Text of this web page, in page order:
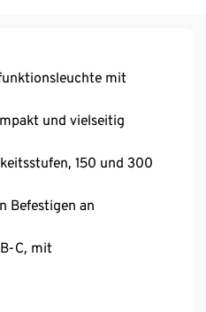
mit
und vielseitig
150 und 300
Befestigen an
C, mit
K